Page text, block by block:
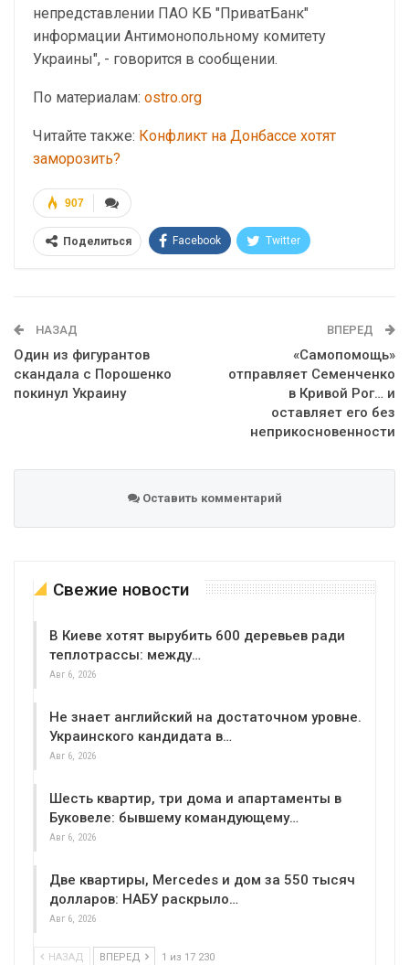
непредставлении ПАО КБ "ПриватБанк"
информации Антимонопольному комитету
Украины", - говорится в сообщении.
По материалам: ostro.org
Читайте также: Конфликт на Донбассе хотят
заморозить?
907
Поделиться Facebook Twitter
НАЗАД
Один из фигурантов
скандала с Порошенко
покинул Украину
ВПЕРЕД
«Самопомощь»
отправляет Семенченко
в Кривой Рог… и
оставляет его без
неприкосновенности
Оставить комментарий
Свежие новости
В Киеве хотят вырубить 600 деревьев ради
теплотрассы: между…
Авг 6, 2026
Не знает английский на достаточном уровне.
Украинского кандидата в…
Авг 6, 2026
Шесть квартир, три дома и апартаменты в
Буковеле: бывшему командующему…
Авг 6, 2026
Две квартиры, Mercedes и дом за 550 тысяч
долларов: НАБУ раскрыло…
Авг 6, 2026
НАЗАД ВПЕРЕД 1 из 17 230